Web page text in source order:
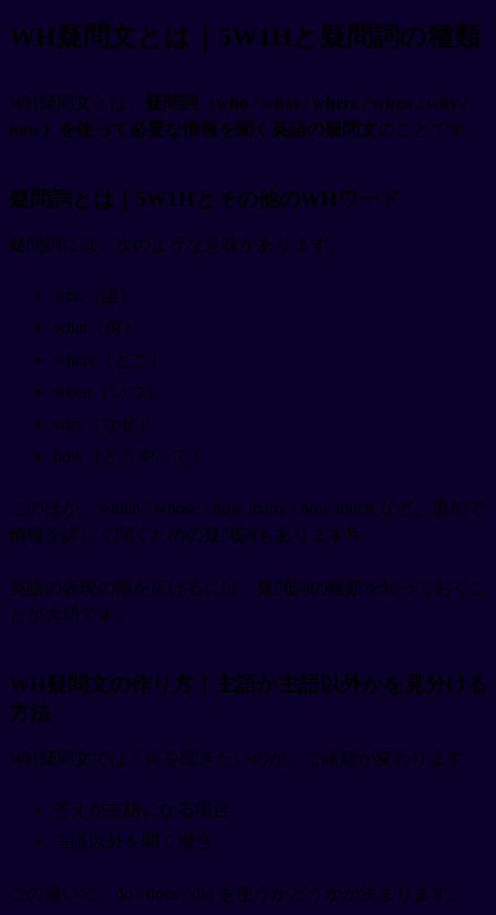
WH疑問文とは｜5W1Hと疑問詞の種類
WH疑問文とは、 疑問詞（who / what / where / when / why /
how）を使って必要な情報を聞く英語の疑問文のことです。
疑問詞とは｜5W1Hとその他のWHワード
疑問詞には、次のような意味があります。
who（誰）
what（何）
where（どこ）
when（いつ）
why（なぜ）
how（どうやって）
このほか、which / whose / how many / how much など、追加で
情報を詳しく聞くための疑問詞もあります📝
英語の表現の幅を広げるには、疑問詞の種類を知っておくこ
とが大切です。
WH疑問文の作り方｜主語か主語以外かを見分ける
方法
WH疑問文では「何を聞きたいのか」で語順が変わります。
答えが主語になる場合
主語以外を聞く場合
この違いで、do / does / did を使うかどうかが決まります。